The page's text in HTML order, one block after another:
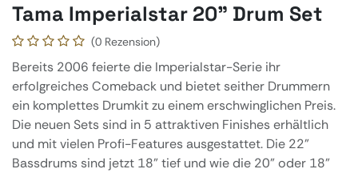
Tama Imperialstar 20" Drum Set
(0 Rezension)
Bereits 2006 feierte die Imperialstar-Serie ihr
erfolgreiches Comeback und bietet seither Drummern
ein komplettes Drumkit zu einem erschwinglichen Preis.
Die neuen Sets sind in 5 attraktiven Finishes erhältlich
und mit vielen Profi-Features ausgestattet. Die 22"
Bassdrums sind jetzt 18" tief und wie die 20" oder 18"